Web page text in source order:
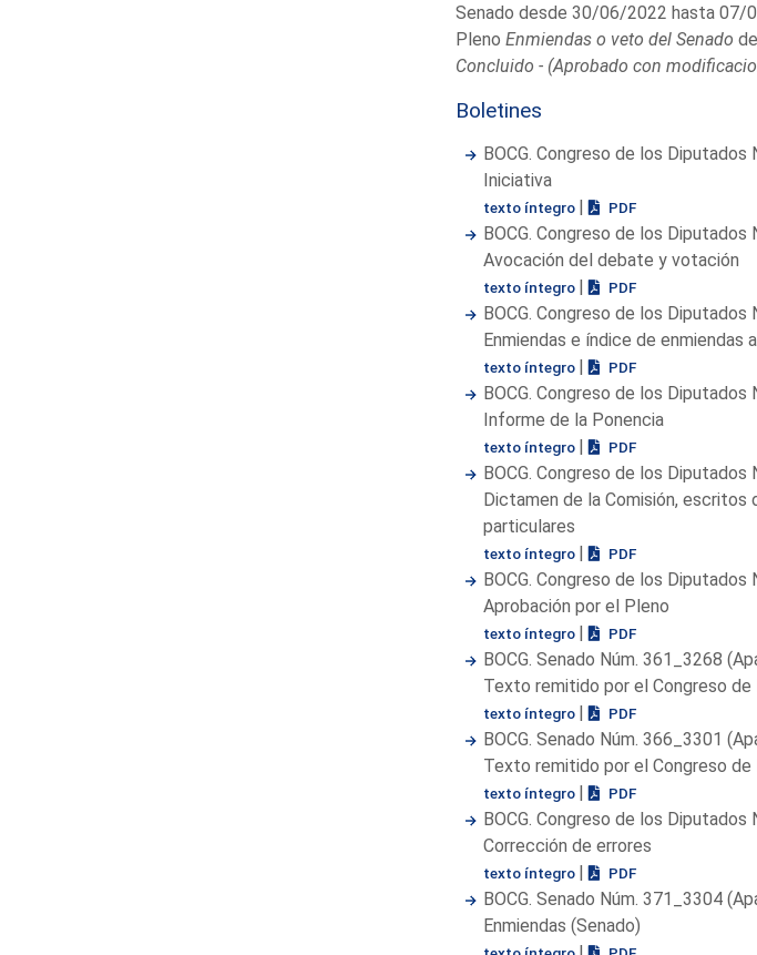
Senado desde 30/06/2022 hasta 07/
Pleno Enmiendas o veto del Senado
Concluido - (Aprobado con
Boletines
BOCG. Congreso de los
Iniciativa
texto íntegro | PDF
BOCG. Congreso de los
Avocación del debate y votación
texto íntegro | PDF
BOCG. Congreso de los
Enmiendas e índice de enmiendas
texto íntegro | PDF
BOCG. Congreso de los
Informe de la Ponencia
texto íntegro | PDF
BOCG. Congreso de los
Dictamen de la Comisión,
particulares
texto íntegro | PDF
BOCG. Congreso de los
Aprobación por el Pleno
texto íntegro | PDF
BOCG. Senado Núm. 361_3268
Texto remitido por el Congreso de
texto íntegro | PDF
BOCG. Senado Núm. 366_3301
Texto remitido por el Congreso
texto íntegro | PDF
BOCG. Congreso de los
Corrección de errores
texto íntegro | PDF
BOCG. Senado Núm. 371_3304
Enmiendas (Senado)